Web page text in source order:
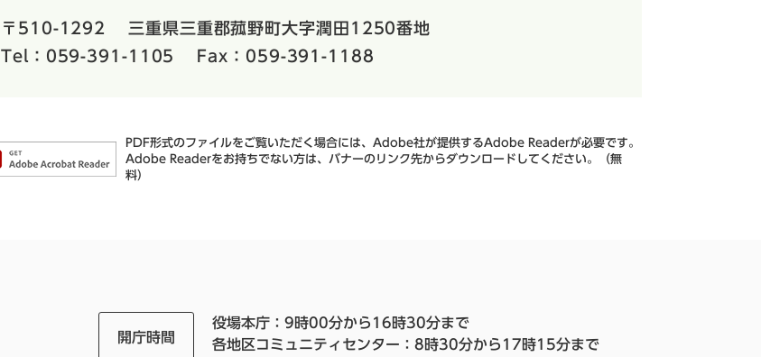
〒510-1292
三重県三重郡菰野町大字潤田1250番地
Tel：059-391-1105
Fax：059-391-1188
PDF形式のファイルをご覧いただく場合には、Adobe社が提供するAdobe Readerが必要です。
Adobe Readerをお持ちでない方は、バナーのリンク先からダウンロードしてください。（無
料）
開庁時間
役場本庁：9時00分から16時30分まで
各地区コミュニティセンター：8時30分から17時15分まで